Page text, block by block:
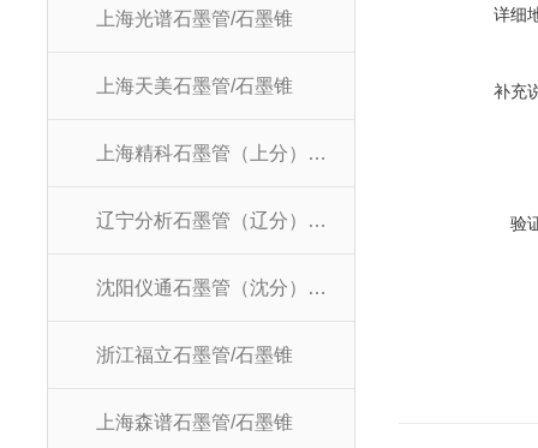
上海光谱石墨管/石墨锥
上海天美石墨管/石墨锥
上海精科石墨管（上分）/石墨锥
辽宁分析石墨管（辽分）/石墨锥
沈阳仪通石墨管（沈分）/石墨锥
浙江福立石墨管/石墨锥
上海森谱石墨管/石墨锥
详细
补充
验